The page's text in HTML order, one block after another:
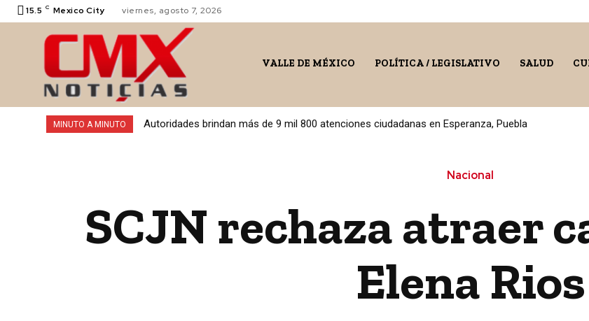
15.5 C Mexico City viernes, agosto 7, 2026
VALLE DE MÉXICO POLÍTICA / LEGISLATIVO SALUD
MINUTO A MINUTO Autoridades brindan más de 9 mil 800 atenciones ciudadanas en Esperanza, Puebla
Nacional
SCJN rechaza atraer
Elena Rios